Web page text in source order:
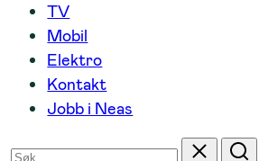
TV
Mobil
Elektro
Kontakt
Jobb i Neas
Søk
Tilbakestill
Søk